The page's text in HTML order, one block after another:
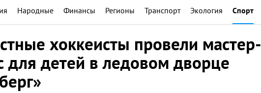
Народные Финансы Регионы Транспорт Экология Спорт
хоккеисты провели мастер-
для детей в ледовом дворце